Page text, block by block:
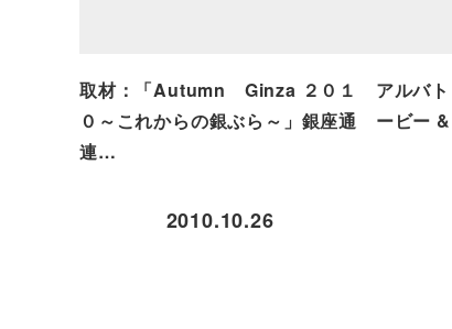
取材：「Autumn Ginza ２０１
０～これからの銀ぶら～」銀座通
連…
2010.10.26
アルバ
ービー